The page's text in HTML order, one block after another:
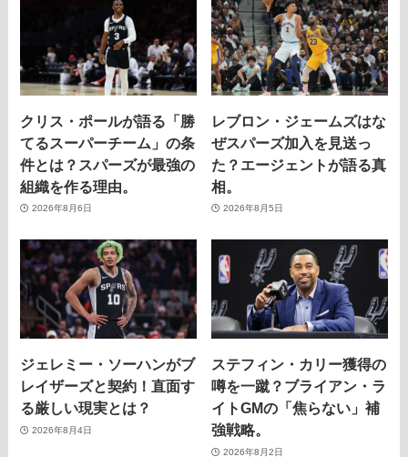
クリス・ポールが語る「勝
てるスーパーチーム」の条
件とは？スパーズが最強の
組織を作る理由。
2026年8月6日
レブロン・ジェームズはな
ぜスパーズ加入を見送っ
た？エージェントが語る真
相。
2026年8月5日
ジェレミー・ソーハンがブ
レイザーズと契約！直面す
る厳しい現実とは？
2026年8月4日
ステフィン・カリー獲得の
噂を一蹴？ブライアン・ラ
イトGMの「焦らない」補
強戦略。
2026年8月2日